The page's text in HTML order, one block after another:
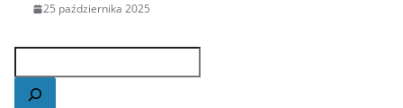
25 października 2025